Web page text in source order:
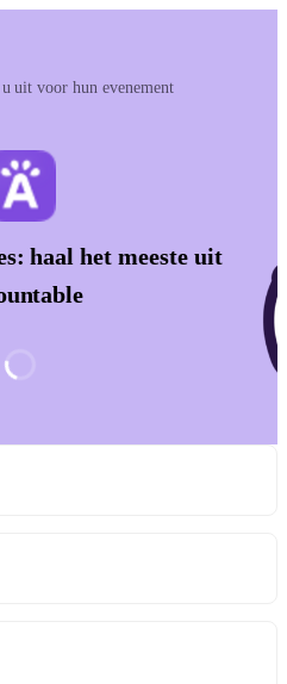
uit voor hun evenement
haal het meeste uit